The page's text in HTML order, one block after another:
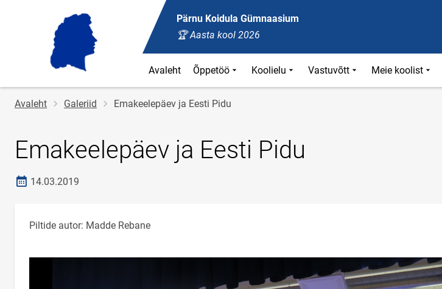
Pärnu Koidula Gümnaasium
🏆 Aasta kool 2026
Avaleht Õppetöö Koolielu Vastuvõtt Meie koolist
Jälglink
Avaleht Galeriid Emakeelepäev ja Eesti Pidu
Emakeelepäev ja Eesti Pidu
Loomise kuupäev
14.03.2019
Piltide autor: Madde Rebane